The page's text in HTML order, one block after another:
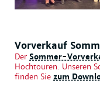
Vorverkauf
Der Sommer-
Hochtouren. Unseren
finden Sie zum